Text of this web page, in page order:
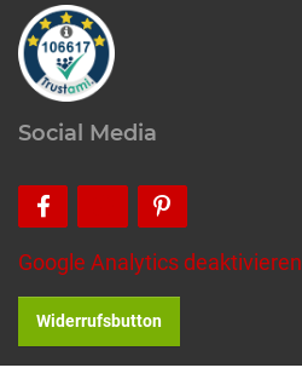
Social Media
Google Analytics deaktivieren
Widerrufsbutton